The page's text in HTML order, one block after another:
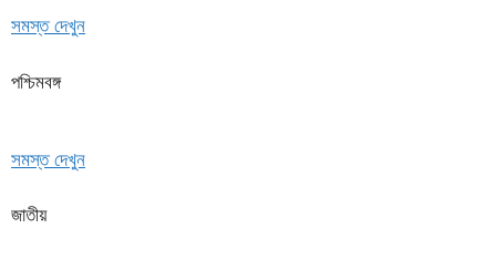
সমস্ত দেখুন
পশ্চিমবঙ্গ
সমস্ত দেখুন
জাতীয়